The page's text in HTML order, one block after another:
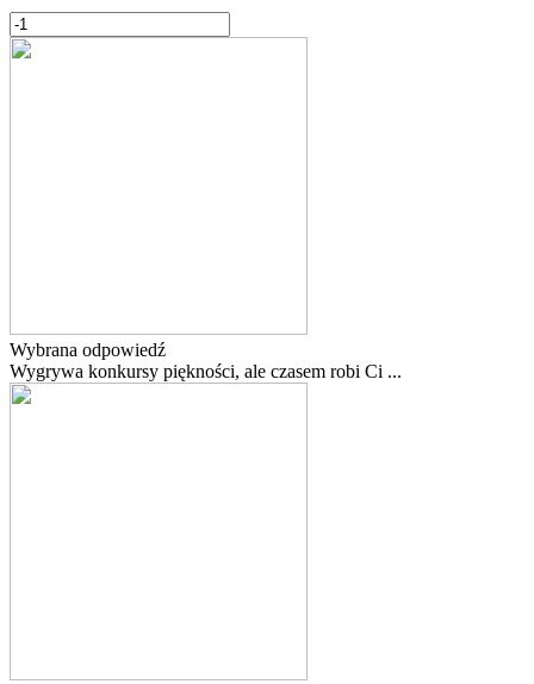
Wybrana odpowiedź
Wygrywa konkursy piękności, ale czasem robi Ci ...